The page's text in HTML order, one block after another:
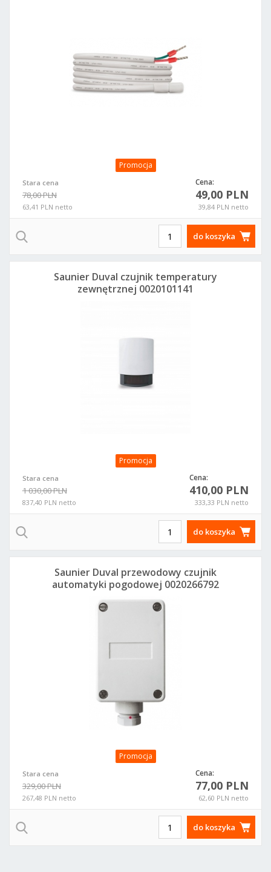
Promocja
Stara cena
78,00 PLN
63,41 PLN netto
Cena:
49,00 PLN
39,84 PLN netto
do koszyka
Promocja
Stara cena
1 030,00 PLN
837,40 PLN netto
Cena:
410,00 PLN
333,33 PLN netto
Saunier Duval czujnik temperatury
zewnętrznej 0020101141
do koszyka
Promocja
Stara cena
329,00 PLN
267,48 PLN netto
Cena:
77,00 PLN
62,60 PLN netto
Saunier Duval przewodowy czujnik
automatyki pogodowej 0020266792
do koszyka